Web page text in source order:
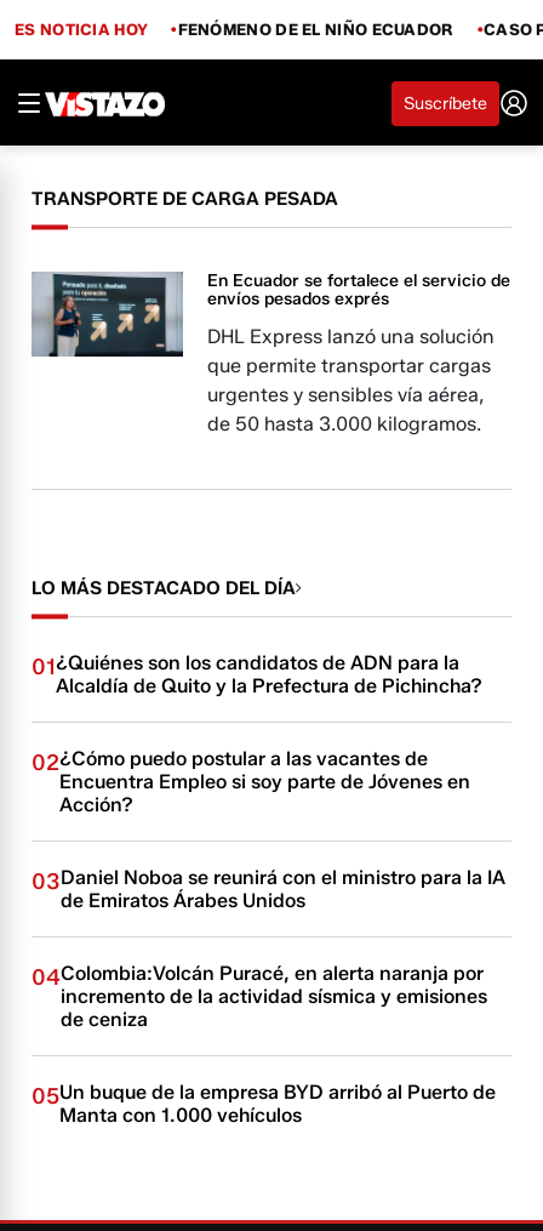
ES NOTICIA HOY FENÓMENO DE EL NIÑO ECUADOR CASO
Suscríbete
TRANSPORTE DE CARGA PESADA
En Ecuador se fortalece el servicio de
envíos pesados exprés
DHL Express lanzó una solución
que permite transportar cargas
urgentes y sensibles vía aérea,
de 50 hasta 3.000 kilogramos.
LO MÁS DESTACADO DEL DÍA
01¿Quiénes son los candidatos de ADN para la
Alcaldía de Quito y la Prefectura de Pichincha?
02¿Cómo puedo postular a las vacantes de
Encuentra Empleo si soy parte de Jóvenes en
Acción?
03Daniel Noboa se reunirá con el ministro para la IA
de Emiratos Árabes Unidos
04Colombia:Volcán Puracé, en alerta naranja por
incremento de la actividad sísmica y emisiones
de ceniza
05Un buque de la empresa BYD arribó al Puerto de
Manta con 1.000 vehículos